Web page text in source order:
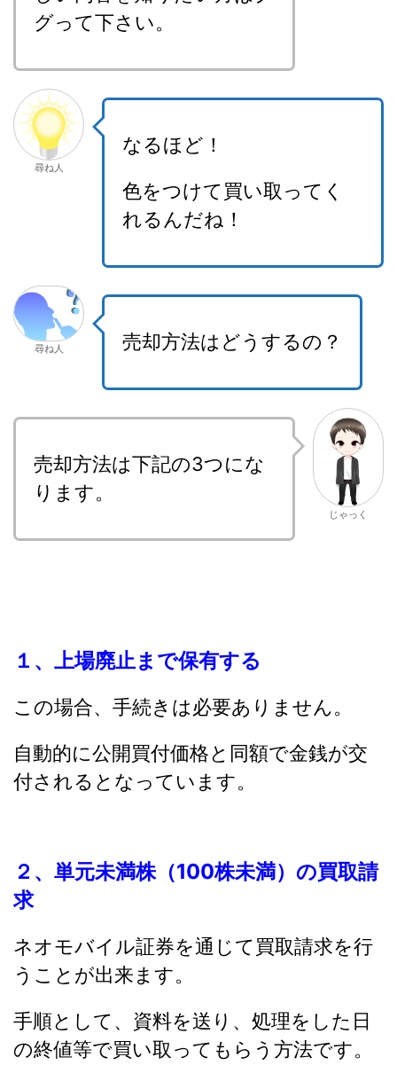
グって下さい。
尋ね人
なるほど！
色をつけて買い取ってく
れるんだね！
尋ね人 売却方法はどうするの？
売却方法は下記の3つにな
ります。
じゃっく
１、上場廃止まで保有する
この場合、手続きは必要ありません。
自動的に公開買付価格と同額で金銭が交
付されるとなっています。
２、単元未満株（100株未満）の買取請
求
ネオモバイル証券を通じて買取請求を行
うことが出来ます。
手順として、資料を送り、処理をした日
の終値等で買い取ってもらう方法です。